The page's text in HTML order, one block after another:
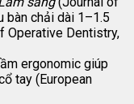
bàn chải dài 1–1.5
Operative Dentistry,
ergonomic giúp
tay (European